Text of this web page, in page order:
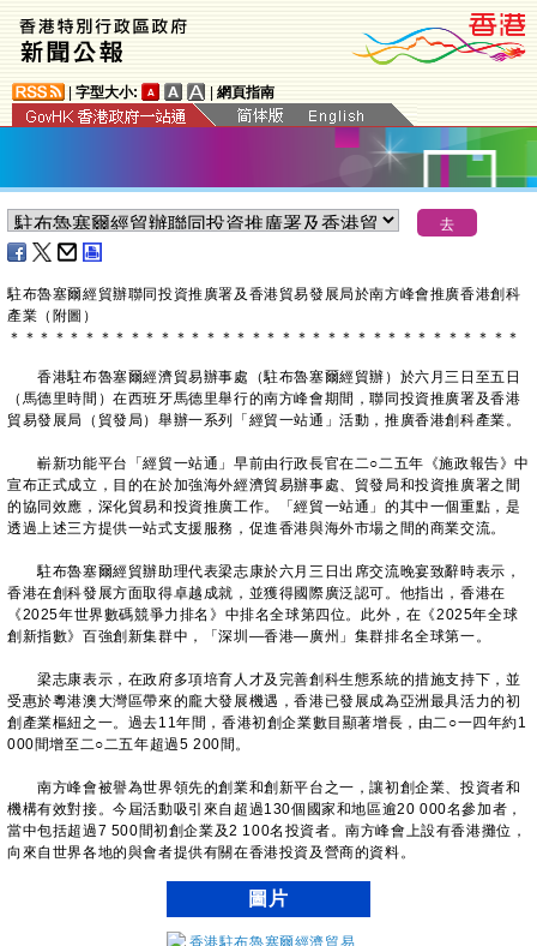
字型大小: 網頁指南
駐布魯塞爾經貿辦聯同投資推廣署及香港貿易發展局於南方峰會推廣香港創科
產業（附圖）
＊ ＊ ＊ ＊ ＊ ＊ ＊ ＊ ＊ ＊ ＊ ＊ ＊ ＊ ＊ ＊ ＊ ＊ ＊ ＊ ＊ ＊ ＊ ＊ ＊ ＊ ＊ ＊ ＊ ＊ ＊ ＊ ＊ ＊
香港駐布魯塞爾經濟貿易辦事處（駐布魯塞爾經貿辦）於六月三日至五日
（馬德里時間）在西班牙馬德里舉行的南方峰會期間，聯同投資推廣署及香港
貿易發展局（貿發局）舉辦一系列「經貿一站通」活動，推廣香港創科產業。
嶄新功能平台「經貿一站通」早前由行政長官在二○二五年《施政報告》中
宣布正式成立，目的在於加強海外經濟貿易辦事處、貿發局和投資推廣署之間
的協同效應，深化貿易和投資推廣工作。「經貿一站通」的其中一個重點，是
透過上述三方提供一站式支援服務，促進香港與海外市場之間的商業交流。
駐布魯塞爾經貿辦助理代表梁志康於六月三日出席交流晚宴致辭時表示，
香港在創科發展方面取得卓越成就，並獲得國際廣泛認可。他指出，香港在
《2025年世界數碼競爭力排名》中排名全球第四位。此外，在《2025年全球
創新指數》百強創新集群中，「深圳—香港—廣州」集群排名全球第一。
梁志康表示，在政府多項培育人才及完善創科生態系統的措施支持下，並
受惠於粵港澳大灣區帶來的龐大發展機遇，香港已發展成為亞洲最具活力的初
創產業樞紐之一。過去11年間，香港初創企業數目顯著增長，由二○一四年約1
000間增至二○二五年超過5 200間。
南方峰會被譽為世界領先的創業和創新平台之一，讓初創企業、投資者和
機構有效對接。今屆活動吸引來自超過130個國家和地區逾20 000名參加者，
當中包括超過7 500間初創企業及2 100名投資者。南方峰會上設有香港攤位，
向來自世界各地的與會者提供有關在香港投資及營商的資料。
圖片